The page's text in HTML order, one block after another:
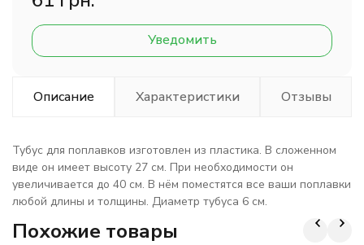
Уведомить
Описание Характеристики Отзывы
Тубус для поплавков изготовлен из пластика. В сложенном
виде он имеет высоту 27 см. При необходимости он
увеличивается до 40 см. В нём поместятся все ваши поплавки
любой длины и толщины. Диаметр тубуса 6 см.
Похожие товары